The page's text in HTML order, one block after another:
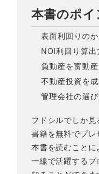
本書のポ
表面利回りのか
NOI利回り算出
負動産を富動
不動産投資を
管理会社の選
フドシルでしか
書籍を無料でプレ
本書を読むことに
一線で活躍するプ